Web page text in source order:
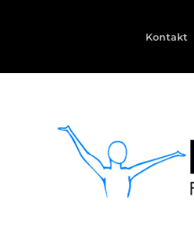
Kontakt